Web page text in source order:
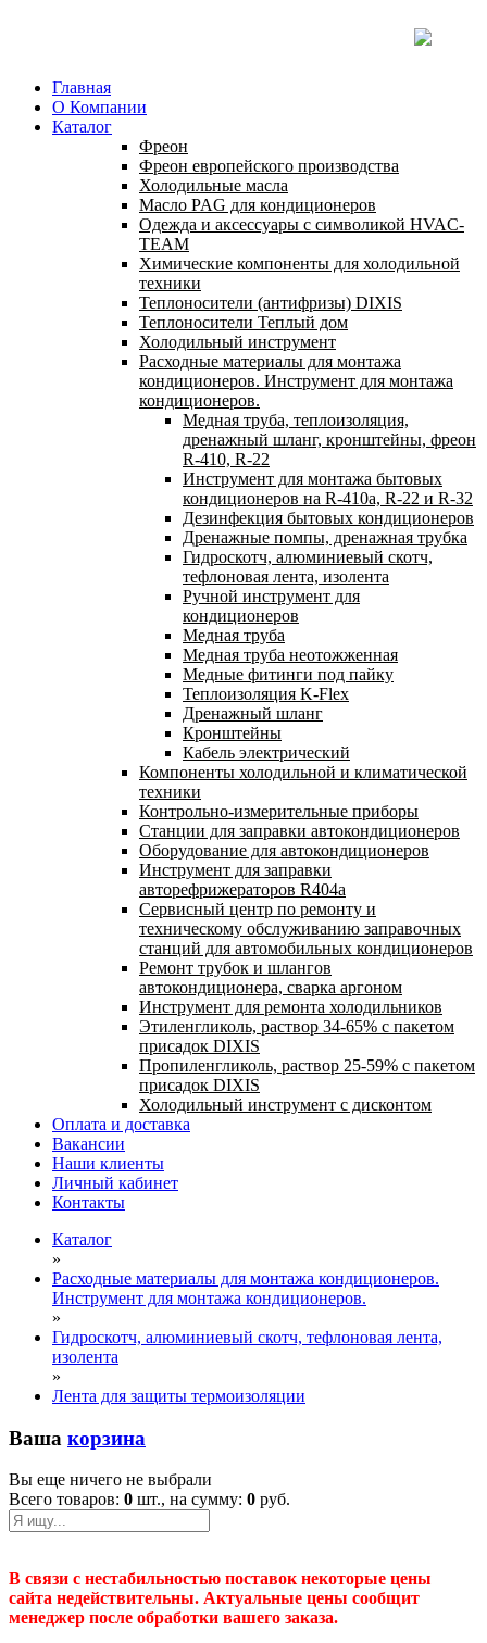
Главная
О Компании
Каталог
Фреон
Фреон европейского производства
Холодильные масла
Масло PAG для кондиционеров
Одежда и аксессуары с символикой HVAC-
TEAM
Химические компоненты для холодильной
техники
Теплоносители (антифризы) DIXIS
Теплоносители Теплый дом
Холодильный инструмент
Расходные материалы для монтажа
кондиционеров. Инструмент для монтажа
кондиционеров.
Медная труба, теплоизоляция,
дренажный шланг, кронштейны, фреон
R-410, R-22
Инструмент для монтажа бытовых
кондиционеров на R-410а, R-22 и R-32
Дезинфекция бытовых кондиционеров
Дренажные помпы, дренажная трубка
Гидроскотч, алюминиевый скотч,
тефлоновая лента, изолента
Ручной инструмент для
кондиционеров
Медная труба
Медная труба неотожженная
Медные фитинги под пайку
Теплоизоляция K-Flex
Дренажный шланг
Кронштейны
Кабель электрический
Компоненты холодильной и климатической
техники
Контрольно-измерительные приборы
Станции для заправки автокондиционеров
Оборудование для автокондиционеров
Инструмент для заправки
авторефрижераторов R404a
Сервисный центр по ремонту и
техническому обслуживанию заправочных
станций для автомобильных кондиционеров
Ремонт трубок и шлангов
автокондиционера, сварка аргоном
Инструмент для ремонта холодильников
Этиленгликоль, раствор 34-65% с пакетом
присадок DIXIS
Пропиленгликоль, раствор 25-59% с пакетом
присадок DIXIS
Холодильный инструмент с дисконтом
Оплата и доставка
Вакансии
Наши клиенты
Личный кабинет
Контакты
Каталог
»
Расходные материалы для монтажа кондиционеров.
Инструмент для монтажа кондиционеров.
»
Гидроскотч, алюминиевый скотч, тефлоновая лента,
изолента
»
Лента для защиты термоизоляции
Ваша корзина
Вы еще ничего не выбрали
Всего товаров: 0 шт., на сумму: 0 руб.
В связи с нестабильностью поставок некоторые цены
сайта недействительны. Актуальные цены сообщит
менеджер после обработки вашего заказа.